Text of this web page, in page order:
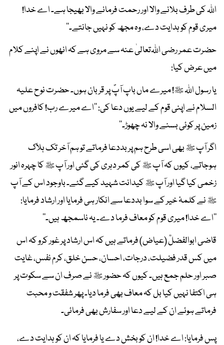
اﷲ کی طرف بلانے والا اور رحمت فرمانے والا بھیجا ہے۔ اے خدا!
میری قوم کو ہدایت دے، وہ مجھ کو نہیں جانتے۔‘‘
حضرت عمر رضی اﷲتعالیٰ عنہ سے مروی ہے کہ انھوں نے اپنے کلام
میں عرض کیا:
یا رسول اﷲ ﷺ! میرے ماں باپ آپؐ پر قربان ہوں۔ حضرت نو ح علیہ
السلام نے اپنی قوم کے لیے یوں دعا کی: ’’اے میرے رب! کافروں میں
زمین پر کوئی بسنے والا نہ چھوڑ۔‘‘
اگر آپ ﷺ بھی اسی طرح ہم پر بددعا فرماتے تو ہم آخر تک ہلاک
ہوجاتے، کیوں کہ آپ ﷺ کی کمر دہری کی گئی اور آپ ﷺ کا چہرہ انور
زخمی کیا گیا اور آپ ﷺ کیدانت شہید کیے گئے۔ باوجود اس کے آپ
ﷺ نے کلمۂ خیر کے سوا بددعا سے انکار ہی فرمایا اور ارشاد فرمایا:
’’اے خدا! میری قوم کو معاف فرما دے۔ یہ ناسمجھ ہیں۔‘‘
قاضی ابوالفضلؒ (عیاض) فرماتے ہیں کہ اس ارشاد پر غور کرو کہ اس
میں کس قدر فضیلت، درجات، احسان، حسن خلق، کرم نفس، غایت
صبر اور حلم جمع ہیں۔ کیوں کہ حضور ﷺ نے صرف ان سے سکوت پر
ہی اکتفا نہیں کیا بل کہ معاف بھی فرما دیا۔ پھر شفقت و محبت
فرماتے ہوئے ان کے لیے دعا اور سفارش بھی فرمائی۔
پس فرمایا: اے خدا! ان کو بخش دے یا فرمایا کہ ان کو ہدایت دے،